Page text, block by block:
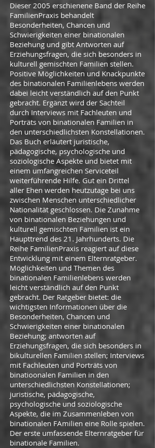
Dieser 2005 erschienene Band der Reihe
FamilienPraxis behandelt
Besonderheiten, Chancen und
Schwierigkeiten einer binationalen
Beziehung und gibt Antworten auf
Erziehungsfragen, die sich besonders in
kulturell gemischten Familien stellen.
Positive Möglichkeiten und Knackpunkte
des binationalen Familienlebens werden
dabei leicht verständlich auf den Punkt
gebracht. Ergänzt wird der Sachteil
durch Interviews mit Fachleuten und
Porträts von binationalen Familien in
den unterschiedlichsten Konstellationen.
Das Buch erläutert juristische,
pädagogische, psychologische und
soziologische Aspekte und bietet mit
einem umfangreichen Serviceteil
weiterführende Hilfe. Gut ein Drittel
aller Ehen werden heutzutage bei uns
zwischen Menschen unterschiedlicher
Nationalität geschlossen. Die Zunahme
von binationalen Beziehungen und
kulturell gemischten Familien ist ein
Haupttrend des 21. Jahrhunderts. Die
Reihe FamilienPraxis reagiert auf diese
Entwicklung mit einem Elternratgeber.
Möglichkeiten und Themen des
binationalen Familienlebens werden
leicht verständlich auf den Punkt
gebracht. Der Ratgeber bietet: die
wichtigsten Informationen über die
Besonderheiten, Chancen und
Schwierigkeiten einer binationalen
Beziehung; antworten auf
Erziehungsfragen, die sich besonders in
bikulturellen Familien stellen; Interviews
mit Fachleuten und Porträts von
binatioonalen Familien in den
unterschiedlichsten Konstellationen;
juristische, pädagogische,
psychologische und soziologische
Aspekte, die im Zusammenleben von
binationalen FAmilien eine Rolle spielen.
Der erste umfassende Elternratgeber für
binationale Familien.